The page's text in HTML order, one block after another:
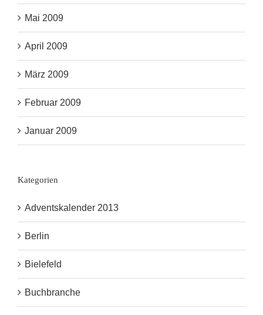
Mai 2009
April 2009
März 2009
Februar 2009
Januar 2009
Kategorien
Adventskalender 2013
Berlin
Bielefeld
Buchbranche